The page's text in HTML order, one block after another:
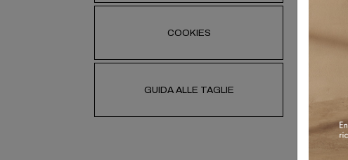
COOKIES
GUIDA ALLE TAGLIE
HAI
Si, ma in
dal nostro
Ho